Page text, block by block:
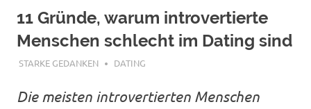
11 Gründe, warum introvertierte
Menschen schlecht im Dating sind
SEPTEMBER 25, 2018
STARKE GEDANKEN DATING
Die meisten introvertierten Menschen